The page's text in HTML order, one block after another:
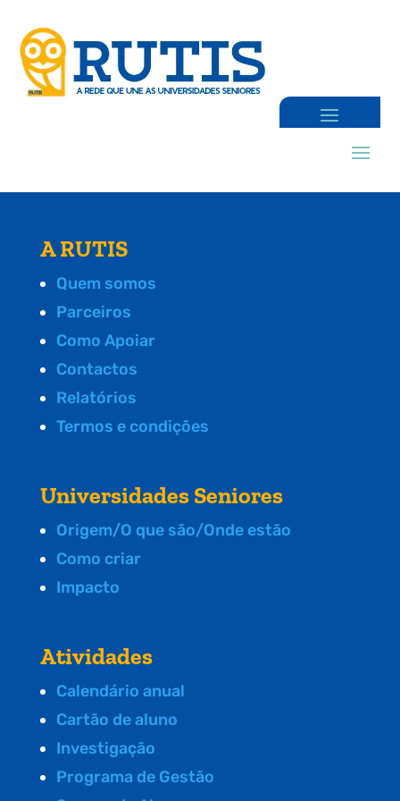
A RUTIS
Quem somos
Parceiros
Como Apoiar
Contactos
Relatórios
Termos e condições
Universidades Seniores
Origem/O que são/Onde estão
Como criar
Impacto
Atividades
Calendário anual
Cartão de aluno
Investigação
Programa de Gestão